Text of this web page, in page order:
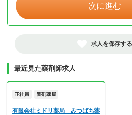
次に進む
求人を保存する
最近見た薬剤師求人
正社員 調剤薬局
有限会社ミドリ薬局 みつばち薬